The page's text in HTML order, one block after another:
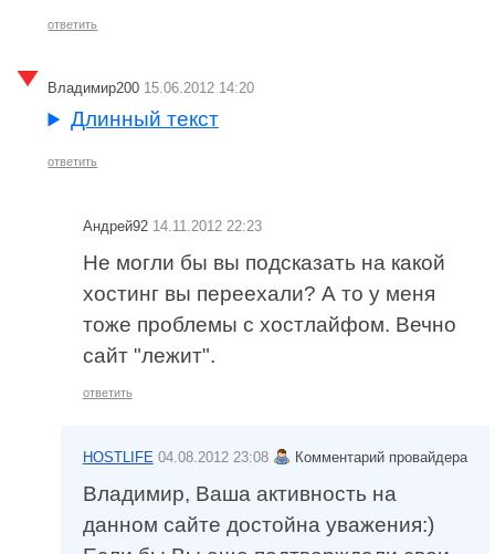
ответить
Владимир200 15.06.2012 14:20
Длинный текст
ответить
Андрей92 14.11.2012 22:23
Не могли бы вы подсказать на какой
хостинг вы переехали? А то у меня
тоже проблемы с хостлайфом. Вечно
сайт "лежит".
ответить
HOSTLIFE 04.08.2012 23:08 Комментарий провайдера
Владимир, Ваша активность на
данном сайте достойна уважения:)